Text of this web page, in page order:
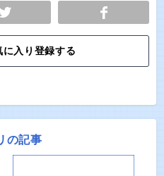
入り登録する
の記事